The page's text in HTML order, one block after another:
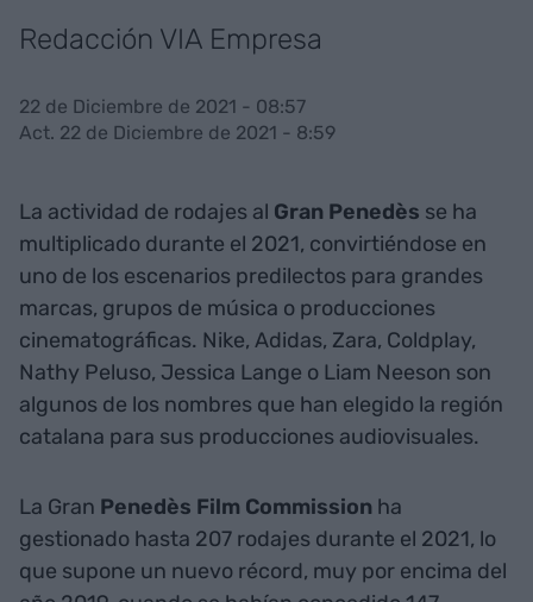
Redacción VIA Empresa
22 de Diciembre de 2021 - 08:57
Act. 22 de Diciembre de 2021 - 8:59
La actividad de rodajes al Gran Penedès se ha
multiplicado durante el 2021, convirtiéndose en
uno de los escenarios predilectos para grandes
marcas, grupos de música o producciones
cinematográficas. Nike, Adidas, Zara, Coldplay,
Nathy Peluso, Jessica Lange o Liam Neeson son
algunos de los nombres que han elegido la región
catalana para sus producciones audiovisuales.
La Gran Penedès Film Commission ha
gestionado hasta 207 rodajes durante el 2021, lo
que supone un nuevo récord, muy por encima del